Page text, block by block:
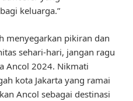
keluarga.”
menyegarkan pikiran dan
sehari-hari, jangan ragu
Ancol 2024. Nikmati
kota Jakarta yang ramai
Ancol sebagai destinasi